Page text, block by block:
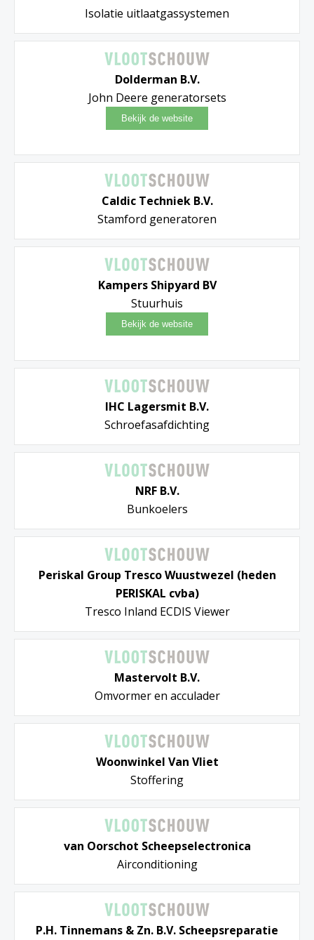
Isolatie uitlaatgassystemen
Dolderman B.V.
John Deere generatorsets
Caldic Techniek B.V.
Stamford generatoren
Kampers Shipyard BV
Stuurhuis
IHC Lagersmit B.V.
Schroefasafdichting
NRF B.V.
Bunkoelers
Periskal Group Tresco Wuustwezel (heden
PERISKAL cvba)
Tresco Inland ECDIS Viewer
Mastervolt B.V.
Omvormer en acculader
Woonwinkel Van Vliet
Stoffering
van Oorschot Scheepselectronica
Airconditioning
P.H. Tinnemans & Zn. B.V. Scheepsreparatie